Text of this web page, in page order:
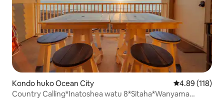
Kondo huko Ocean City Ukadiriaji wa
4.89 (118)
Country Calling*Inatoshea watu 8*Sitaha*Wanyama